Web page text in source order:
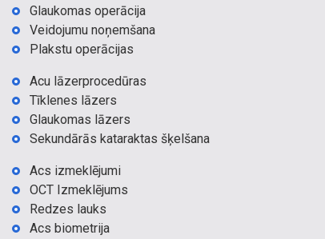
Glaukomas operācija
Veidojumu noņemšana
Plakstu operācijas
Acu lāzerprocedūras
Tīklenes lāzers
Glaukomas lāzers
Sekundārās kataraktas šķelšana
Acs izmeklējumi
OCT Izmeklējums
Redzes lauks
Acs biometrija